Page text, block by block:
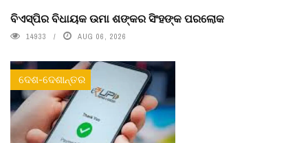
ବିଏସ୍‌ପିର ବିଧାୟକ ଉମା ଶଙ୍କର ସିଂହଙ୍କ ପରଲୋକ
14933 AUG 06, 2026
ଦେଶ-ଦେଶାନ୍ତର